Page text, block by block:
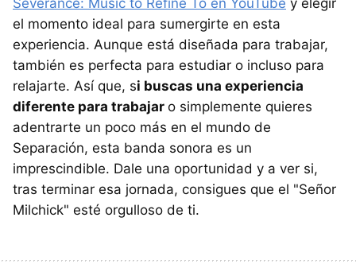
Severance: Music to Refine To en YouTube y elegir
el momento ideal para sumergirte en esta
experiencia. Aunque está diseñada para trabajar,
también es perfecta para estudiar o incluso para
relajarte. Así que, si buscas una experiencia
diferente para trabajar o simplemente quieres
adentrarte un poco más en el mundo de
Separación, esta banda sonora es un
imprescindible. Dale una oportunidad y a ver si,
tras terminar esa jornada, consigues que el "Señor
Milchick" esté orgulloso de ti.